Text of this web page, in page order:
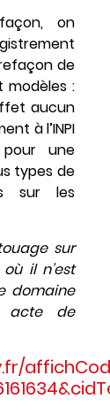
on
de
modèles :
aucun
à l’INPI
une
types de
sur les
sur
il n’est
domaine
acte de